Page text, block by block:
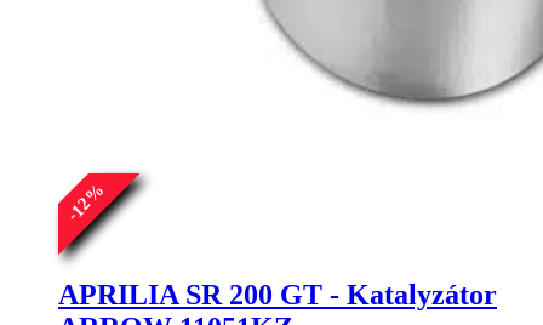
-
12
%
APRILIA SR 200 GT - Katalyzátor